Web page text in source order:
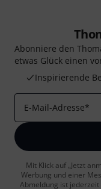
Abonniere den
etwas Glück einen
Inspirierende
E-Mail-Adresse*
Mit Klick auf „Jetzt
Werbung und einer
Abmeldung ist